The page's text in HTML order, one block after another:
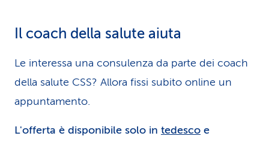
Il coach della salute aiuta
Le interessa una consulenza da parte dei coach
della salute CSS? Allora fissi subito online un
appuntamento.
L'offerta è disponibile solo in tedesco e